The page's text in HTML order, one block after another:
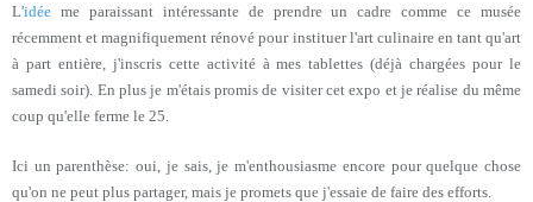
L'idée me paraissant intéressante de prendre un cadre comme ce musée
récemment et magnifiquement rénové pour instituer l'art culinaire en tant qu'art
à part entière, j'inscris cette activité à mes tablettes (déjà chargées pour le
samedi soir). En plus je m'étais promis de visiter cet expo et je réalise du même
coup qu'elle ferme le 25.
Ici un parenthèse: oui, je sais, je m'enthousiasme encore pour quelque chose
qu'on ne peut plus partager, mais je promets que j'essaie de faire des efforts.